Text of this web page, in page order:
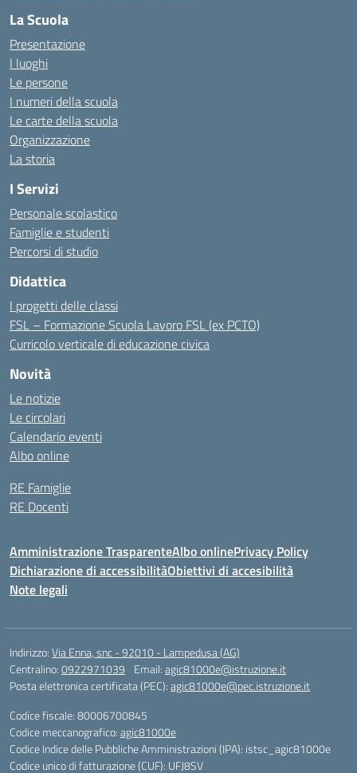
La Scuola
Presentazione
I luoghi
Le persone
I numeri della scuola
Le carte della scuola
Organizzazione
La storia
I Servizi
Personale scolastico
Famiglie e studenti
Percorsi di studio
Didattica
I progetti delle classi
FSL – Formazione Scuola Lavoro FSL (ex PCTO)
Curricolo verticale di educazione civica
Novità
Le notizie
Le circolari
Calendario eventi
Albo online
RE Famiglie
RE Docenti
Amministrazione TrasparenteAlbo onlinePrivacy Policy
Dichiarazione di accessibilitàObiettivi di accesibilità
Note legali
Indirizzo:Via Enna, snc - 92010 - Lampedusa (AG)
Centralino:0922971039 Email:agic81000e@istruzione.it
Posta elettronica certificata (PEC):agic81000e@pec.istruzione.it
Codice fiscale: 80006700845
Codice meccanografico:agic81000e
Codice Indice delle Pubbliche Amministrazioni (IPA): istsc_agic81000e
Codice unico di fatturazione (CUF): UFJ8SV